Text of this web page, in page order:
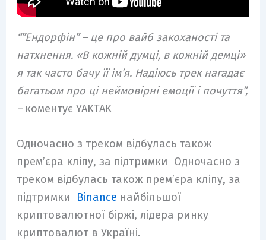
“”Ендорфін” – це про вайб закоханості та
натхнення. «В кожній думці, в кожній демці»
я так часто бачу її імʼя. Надіюсь трек нагадає
багатьом про ці неймовірні емоції і почуття”,
– коментує YAKTAK
Одночасно з треком відбулась також
прем’єра кліпу, за підтримки Одночасно з
треком відбулась також прем’єра кліпу, за
підтримки
Binance найбільшої
криптовалютної біржі, лідера ринку
криптовалют в Україні.